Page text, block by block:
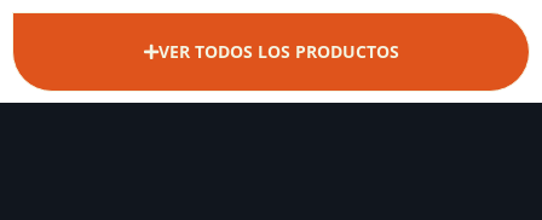
VER TODOS LOS PRODUCTOS